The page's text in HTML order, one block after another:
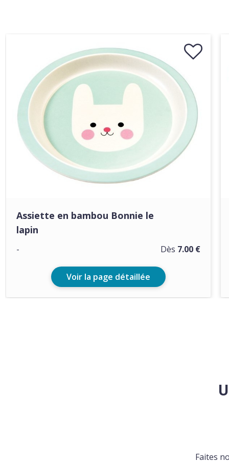
Assiette en bambou Bonnie le
lapin
Dès 7.00 €
-
Voir la page détaillée
Faites